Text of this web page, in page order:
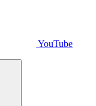
YouTube